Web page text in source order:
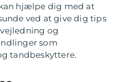
hjælpe dig med at
ved at give dig tips
og
som
tandbeskyttere.